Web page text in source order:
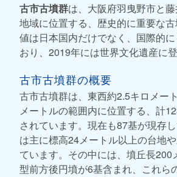
古市古墳群は、大阪府羽曳野市と
地域に位置する、歴史的に重要な
値は日本国内だけでなく、国際的
おり、2019年には世界文化遺産に登
古市古墳群の概要
古市古墳群は、東西約2.5キロメー
メートルの範囲内に位置する、計
されています。現在も87基が現存
は主に標高24メートル以上の台地
ています。その中には、墳丘長200
型前方後円墳が6基含まれ、これら